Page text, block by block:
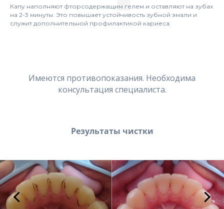
Капу наполняют фторсодержащим гелем и оставляют на зубах
на 2-3 минуты. Это повышает устойчивость зубной эмали и
служит дополнительной профилактикой кариеса.
Имеются противопоказания. Необходима
консультация специалиста.
Результаты чистки